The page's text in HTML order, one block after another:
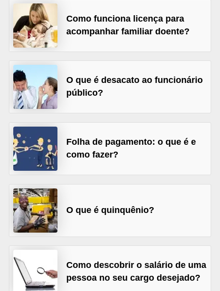
Como funciona licença para
acompanhar familiar doente?
O que é desacato ao funcionário
público?
Folha de pagamento: o que é e
como fazer?
O que é quinquênio?
Como descobrir o salário de uma
pessoa no seu cargo desejado?
e
t
r
a
C
o
c
u
o
s
P
b
l